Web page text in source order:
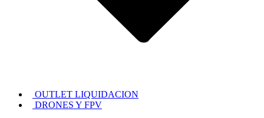
OUTLET LIQUIDACION
DRONES Y FPV